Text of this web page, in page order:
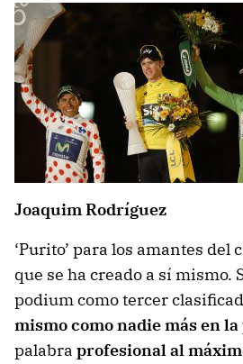
Joaquim Rodríguez
‘Purito’ para los amantes
que se ha creado a sí mismo.
podium como tercer
mismo como nadie más en
palabra profesional al